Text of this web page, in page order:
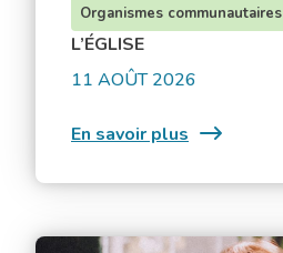
Organismes communautaires
L’ÉGLISE
11 AOÛT 2026
En savoir plus
de
Fabrique